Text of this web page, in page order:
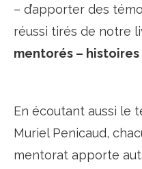
– d’apporter des
réussi tirés de notre
mentorés –
En écoutant aussi le
Muriel Penicaud,
mentorat apporte